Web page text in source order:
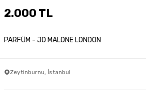
2.000 TL
PARFÜM - JO MALONE LONDON
Zeytinburnu, İstanbul